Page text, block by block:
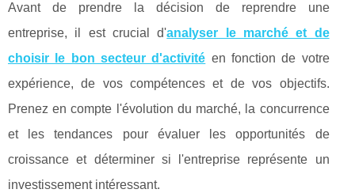
Avant de prendre la décision de reprendre une
entreprise, il est crucial d'analyser le marché et de
choisir le bon secteur d'activité en fonction de votre
expérience, de vos compétences et de vos objectifs.
Prenez en compte l'évolution du marché, la concurrence
et les tendances pour évaluer les opportunités de
croissance et déterminer si l'entreprise représente un
investissement intéressant.